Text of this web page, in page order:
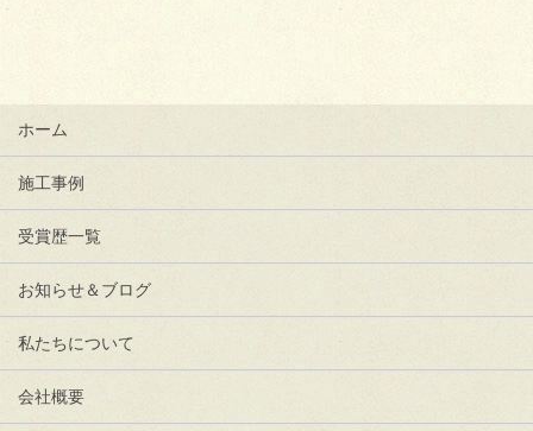
ホーム
施工事例
受賞歴一覧
お知らせ＆ブログ
私たちについて
会社概要